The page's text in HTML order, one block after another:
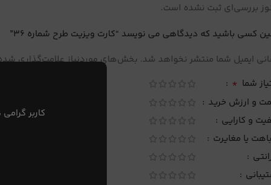
کاربر
بررسی‌ای ثبت نشده است.
کسی باشید که دیدگاهی می نویسد “کارت ویزیت طرح شماره 36”
ایمیل شما منتشر نخواهد شد. بخش‌های موردنیاز علامت‌گذاری
شما *
و ارزش خرید
و کارایی
یا مغایرت